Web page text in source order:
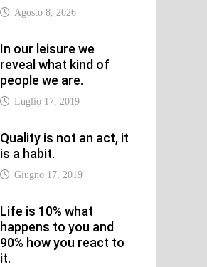
Agosto 8, 2026
In our leisure we
reveal what kind of
people we are.
Luglio 17, 2019
Quality is not an act, it
is a habit.
Giugno 17, 2019
Life is 10% what
happens to you and
90% how you react to
it.